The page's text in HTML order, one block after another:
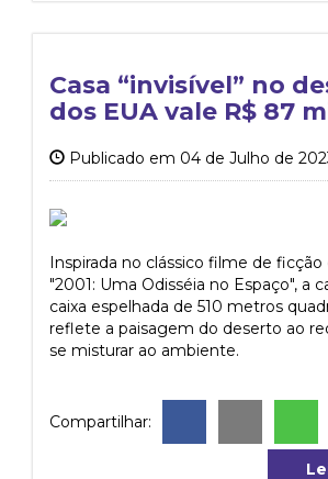
Casa “invisível” no
dos EUA vale R$ 87
Publicado em 04 de Julho de
Inspirada no clássico filme de
"2001: Uma Odisséia no Espaço", a
caixa espelhada de 510 metros
reflete a paisagem do deserto ao
se misturar ao ambiente.
Compartilhar: